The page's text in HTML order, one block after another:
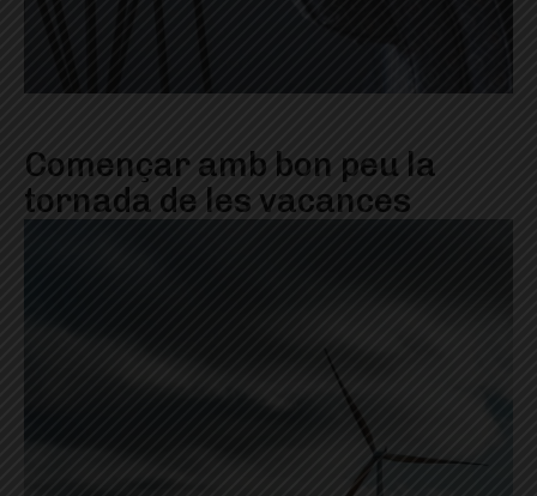
Començar amb bon peu la
tornada de les vacances